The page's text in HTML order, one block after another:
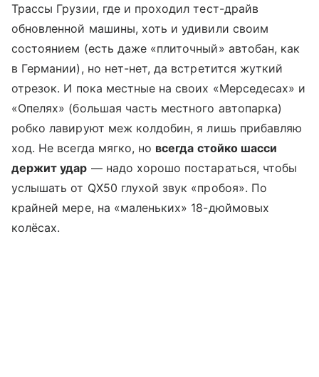
Трассы Грузии, где и проходил тест-драйв
обновленной машины, хоть и удивили своим
состоянием (есть даже «плиточный» автобан, как
в Германии), но нет-нет, да встретится жуткий
отрезок. И пока местные на своих «Мерседесах» и
«Опелях» (большая часть местного автопарка)
робко лавируют меж колдобин, я лишь прибавляю
ход. Не всегда мягко, но всегда стойко шасси
держит удар — надо хорошо постараться, чтобы
услышать от QX50 глухой звук «пробоя». По
крайней мере, на «маленьких» 18-дюймовых
колёсах.